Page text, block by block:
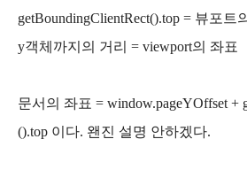
getBoundingClientRect().top = 뷰포
y객체까지의 거리 = viewport의 좌표
문서의 좌표 = window.pageYOffset +
().top 이다. 왠진 설명 안하겠다.